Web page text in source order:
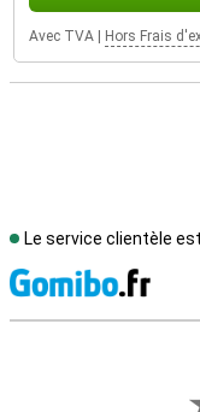
Avec TVA Hors Frais
Le service clientèle est